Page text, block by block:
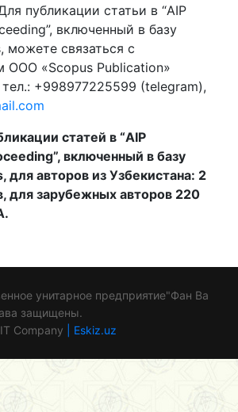
публикации статьи в “AIP
включенный в базу
можете связаться с
ООО «Scopus Publication»
+998977225599 (telegram),
статей в “AIP
включенный в базу
для авторов из Узбекистана: 2
для зарубежных авторов 220
унитарное предприятие"Фан Ва
защищены.
Company
| Eskiz.uz